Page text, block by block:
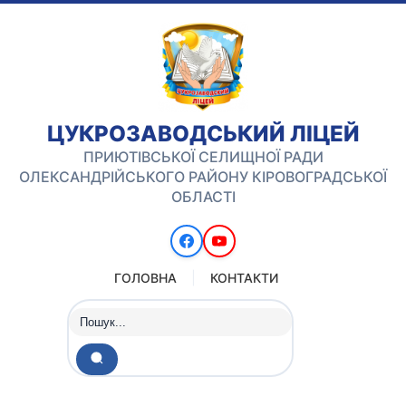
ЦУКРОЗАВОДСЬКИЙ ЛІЦЕЙ
ПРИЮТІВСЬКОЇ СЕЛИЩНОЇ РАДИ
ОЛЕКСАНДРІЙСЬКОГО РАЙОНУ КІРОВОГРАДСЬКОЇ
ОБЛАСТІ
ГОЛОВНА КОНТАКТИ